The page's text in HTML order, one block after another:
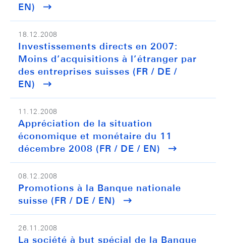
EN)
18.12.2008
Investissements directs en 2007:
Moins d’acquisitions à l’étranger par
des entreprises suisses (FR / DE /
EN)
11.12.2008
Appréciation de la situation
économique et monétaire du 11
décembre 2008 (FR / DE / EN)
08.12.2008
Promotions à la Banque nationale
suisse (FR / DE / EN)
26.11.2008
La société à but spécial de la Banque